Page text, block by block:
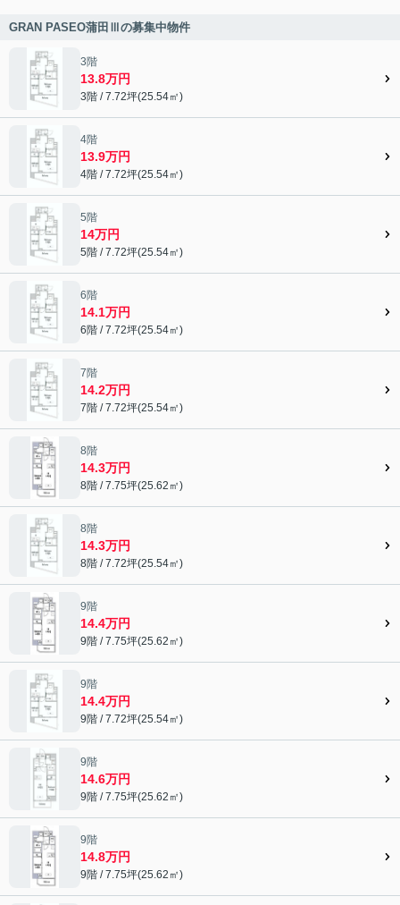
GRAN PASEO蒲田Ⅲの募集中物件
3階
13.8万円
3階 / 7.72坪(25.54㎡)
4階
13.9万円
4階 / 7.72坪(25.54㎡)
5階
14万円
5階 / 7.72坪(25.54㎡)
6階
14.1万円
6階 / 7.72坪(25.54㎡)
7階
14.2万円
7階 / 7.72坪(25.54㎡)
8階
14.3万円
8階 / 7.75坪(25.62㎡)
8階
14.3万円
8階 / 7.72坪(25.54㎡)
9階
14.4万円
9階 / 7.75坪(25.62㎡)
9階
14.4万円
9階 / 7.72坪(25.54㎡)
9階
14.6万円
9階 / 7.75坪(25.62㎡)
9階
14.8万円
9階 / 7.75坪(25.62㎡)